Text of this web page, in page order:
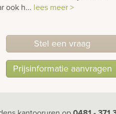
ook h... lees meer >
Stel een vraag
Prijsinformatie aanvragen